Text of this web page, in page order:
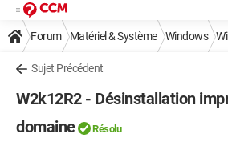
Forum Matériel & Système Windows
Sujet Précédent
W2k12R2 - Désinstallation
domaine
Résolu